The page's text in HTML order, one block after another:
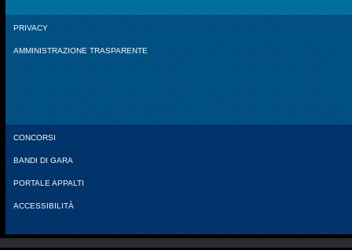
PRIVACY
AMMINISTRAZIONE TRASPARENTE
CONCORSI
BANDI DI GARA
PORTALE APPALTI
ACCESSIBILITÀ